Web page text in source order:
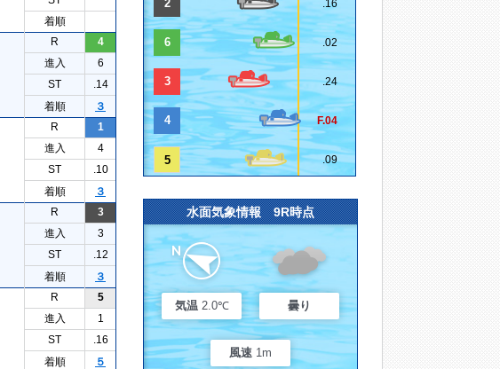
着順
R
4
進入
6
ST
.14
着順
３
R
1
進入
4
ST
.10
着順
３
R
3
進入
3
ST
.12
着順
３
R
5
進入
1
ST
.16
着順
５
2 .16
6 .02
3 .24
4 F.04
5 .09
水面気象情報 9R時点
気温 2.0℃ 曇り
風速 1m